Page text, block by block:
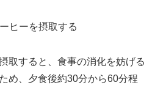
ヒーを摂取する
取すると、食事の消化を妨げる
め、夕食後約30分から60分程